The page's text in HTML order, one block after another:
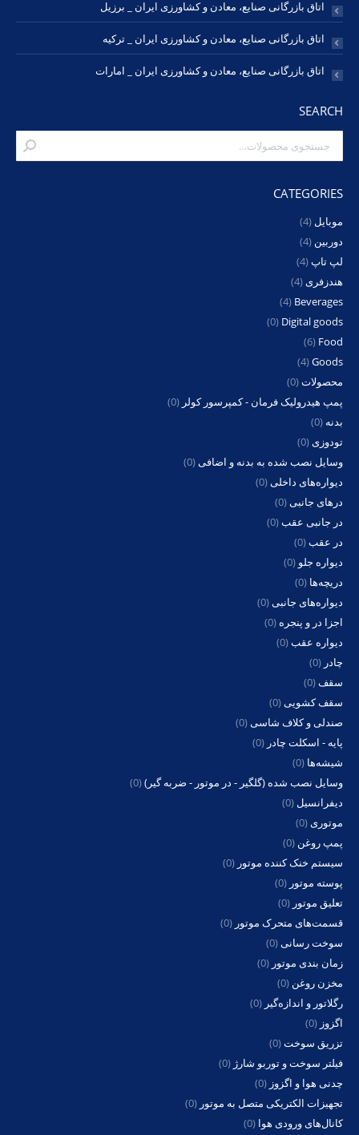
اتاق بازرگانی صنایع، معادن و کشاورزی ایران _ برزیل
اتاق بازرگانی صنایع، معادن و کشاورزی ایران _ ترکیه
اتاق بازرگانی صنایع، معادن و کشاورزی ایران _ امارات
SEARCH
CATEGORIES
موبایل (4)
دوربین (4)
لپ تاپ(4)
هندزفری(4)
Beverages
(4)
Digital goods
(0)
Food
(6)
Goods
(4)
محصولات(0)
پمپ هیدرولیک فرمان - کمپرسور کولر (0)
بدنه (0)
تودوزی(0)
وسایل نصب شده به بدنه و اضافی(0)
دیواره‌های داخلی(0)
درهای جانبی(0)
در جانبی عقب(0)
در عقب(0)
دیواره جلو (0)
دریچه‌ها (0)
دیواره‌های جانبی(0)
اجزا در و پنجره (0)
دیواره عقب(0)
چادر (0)
سقف(0)
سقف کشویی(0)
صندلی و کلاف شاسی(0)
پایه - اسکلت چادر (0)
شیشه‌ها (0)
وسایل نصب شده (گلگیر - در موتور - ضربه گیر)(0)
دیفرانسیل (0)
موتوری(0)
پمپ روغن (0)
سیستم خنک کننده موتور (0)
پوسته موتور (0)
تعلیق موتور (0)
قسمت‌های متحرک موتور (0)
سوخت رسانی(0)
زمان بندی موتور (0)
مخزن روغن (0)
رگلاتور و اندازه‌گیر (0)
اگزوز (0)
تزریق سوخت(0)
فیلتر سوخت و توربو شارژ (0)
چدنی هوا و اگزوز (0)
تجهیزات الکتریکی متصل به موتور (0)
کانال‌های ورودی هوا (0)